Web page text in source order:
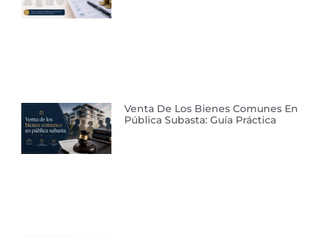
Venta De Los Bienes Comunes En
Pública Subasta: Guía Práctica